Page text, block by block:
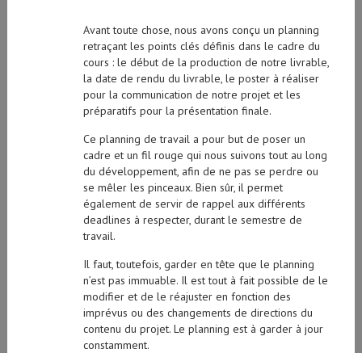
Avant toute chose, nous avons conçu un planning
retraçant les points clés définis dans le cadre du
cours : le début de la production de notre livrable,
la date de rendu du livrable, le poster à réaliser
pour la communication de notre projet et les
préparatifs pour la présentation finale.
Ce planning de travail a pour but de poser un
cadre et un fil rouge qui nous suivons tout au long
du développement, afin de ne pas se perdre ou
se mêler les pinceaux. Bien sûr, il permet
également de servir de rappel aux différents
deadlines à respecter, durant le semestre de
travail.
Il faut, toutefois, garder en tête que le planning
n’est pas immuable. Il est tout à fait possible de le
modifier et de le réajuster en fonction des
imprévus ou des changements de directions du
contenu du projet. Le planning est à garder à jour
constamment.